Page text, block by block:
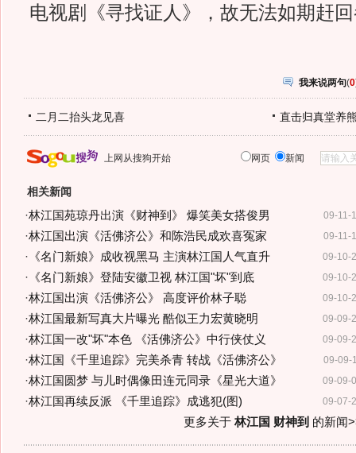
电视剧《寻找证人》，故无法如期赶
我来说两句(0
二月二抬头龙见喜 直击归真堂养
上网从搜狗开始 网页 新闻
相关新闻
09-11-
·林江国苑琼丹出演《财神到》 爆笑美女搭俊男
09-11-
·林江国出演《活佛济公》和陈浩民成欢喜冤家
09-10-
· 《名门新娘》成收视黑马 主演林江国人气直升
09-10-
· 《名门新娘》登陆安徽卫视 林江国"坏"到底
09-10-
·林江国出演《活佛济公》 高度评价林子聪
09-09-
·林江国最新写真大片曝光 酷似王力宏黄晓明
09-09-
·林江国一改"坏"本色 《活佛济公》中行侠仗义
09-09-
·林江国《千里追踪》完美杀青 转战《活佛济公》
09-09-
·林江国圆梦 与儿时偶像田连元同录《星光大道》
09-07-
·林江国再续反派 《千里追踪》成逃犯(图)
更多关于 林江国 财神到 的新闻